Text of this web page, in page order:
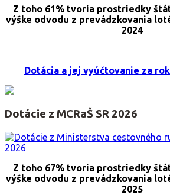
Z toho 61% tvoria prostriedky
výške odvodu z prevádzkovania
2024
Dotácia a jej vyúčtovanie za rok
Dotácie z MCRaŠ SR 2026
Z toho 67% tvoria prostriedky
výške odvodu z prevádzkovania
2025